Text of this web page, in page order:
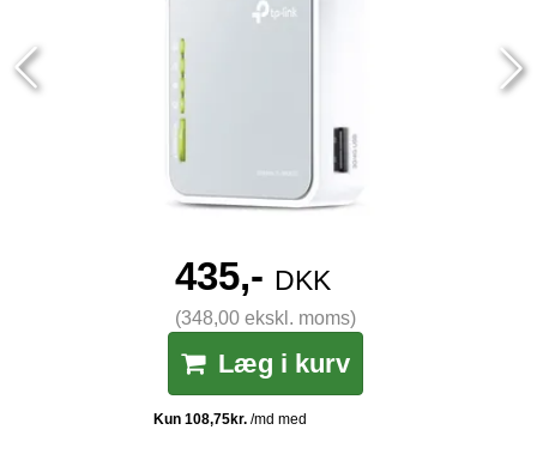
435,- DKK
(348,00 ekskl. moms)
Læg i kurv